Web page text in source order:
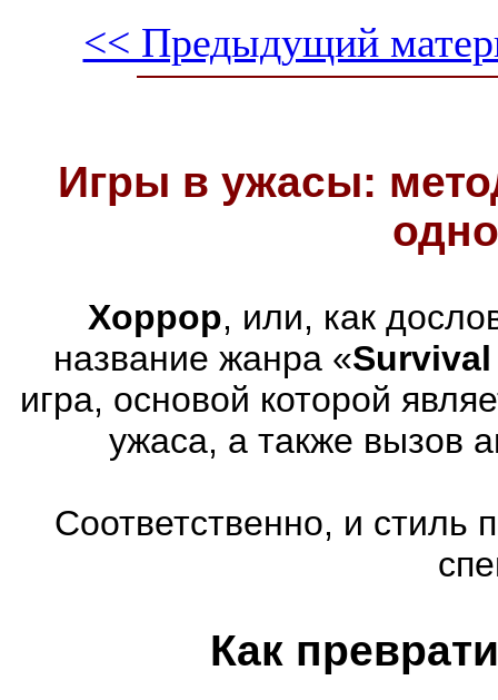
<< Предыдущий
Игры в ужасы:
Хоррор, или, как
название жанра «
игра, основой которой
ужаса, а также вызов
Соответственно, и стиль
Как